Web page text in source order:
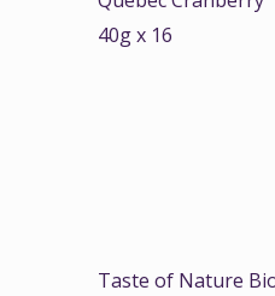
Taste of Nature